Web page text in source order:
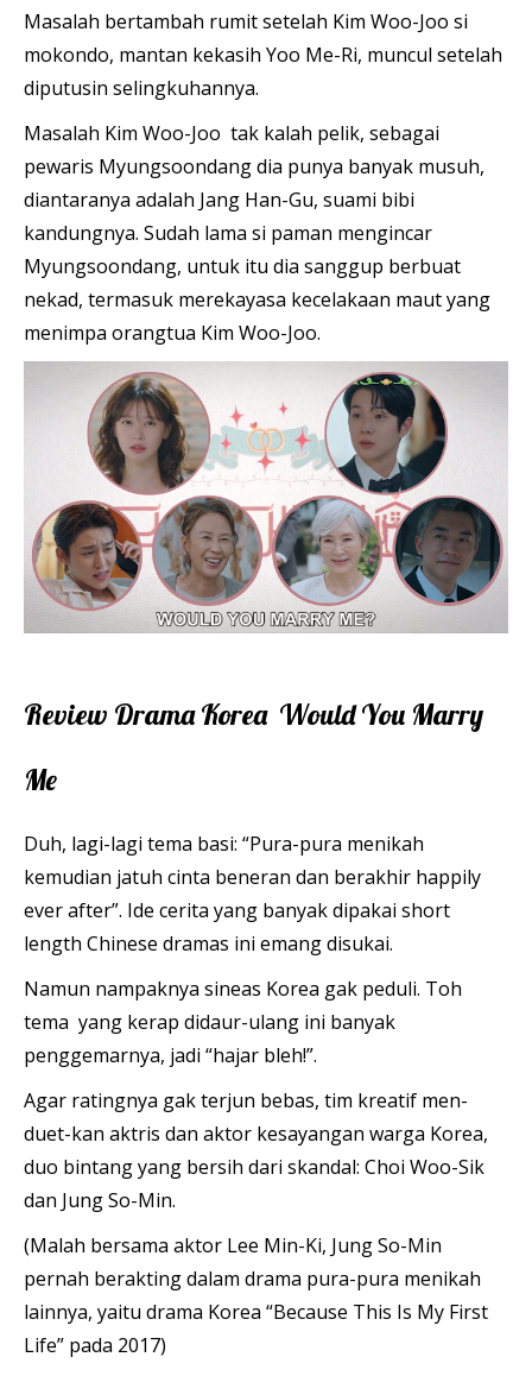
Masalah bertambah rumit setelah Kim Woo-Joo si
mokondo, mantan kekasih Yoo Me-Ri, muncul setelah
diputusin selingkuhannya.
Masalah Kim Woo-Joo tak kalah pelik, sebagai
pewaris Myungsoondang dia punya banyak musuh,
diantaranya adalah Jang Han-Gu, suami bibi
kandungnya. Sudah lama si paman mengincar
Myungsoondang, untuk itu dia sanggup berbuat
nekad, termasuk merekayasa kecelakaan maut yang
menimpa orangtua Kim Woo-Joo.
Review Drama Korea Would You Marry
Me
Duh, lagi-lagi tema basi: “Pura-pura menikah
kemudian jatuh cinta beneran dan berakhir happily
ever after”. Ide cerita yang banyak dipakai short
length Chinese dramas ini emang disukai.
Namun nampaknya sineas Korea gak peduli. Toh
tema yang kerap didaur-ulang ini banyak
penggemarnya, jadi “hajar bleh!”.
Agar ratingnya gak terjun bebas, tim kreatif men-
duet-kan aktris dan aktor kesayangan warga Korea,
duo bintang yang bersih dari skandal: Choi Woo-Sik
dan Jung So-Min.
(Malah bersama aktor Lee Min-Ki, Jung So-Min
pernah berakting dalam drama pura-pura menikah
lainnya, yaitu drama Korea “Because This Is My First
Life” pada 2017)